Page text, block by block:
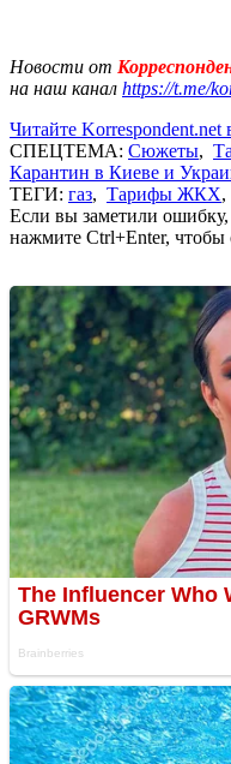
Новости от
на наш канал https://t.me/
Читайте Korrespondent.net
СПЕЦТЕМА: Сюжеты,
Карантин в Киеве и
ТЕГИ: газ, Тарифы ЖКХ,
Если вы заметили
нажмите Ctrl+Enter, чтобы